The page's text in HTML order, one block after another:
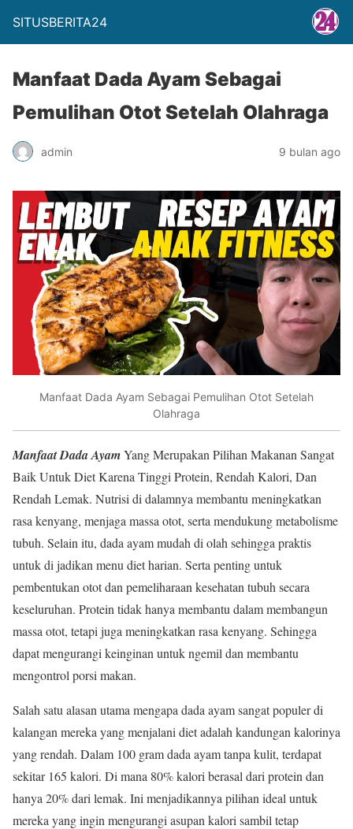
SITUSBERITA24
Manfaat Dada Ayam Sebagai
Pemulihan Otot Setelah Olahraga
admin 9 bulan ago
Manfaat Dada Ayam Sebagai Pemulihan Otot Setelah
Olahraga
Manfaat Dada AyamYang Merupakan Pilihan Makanan Sangat
Baik Untuk Diet Karena Tinggi Protein, Rendah Kalori, Dan
Rendah Lemak. Nutrisi di dalamnya membantu meningkatkan
rasa kenyang, menjaga massa otot, serta mendukung metabolisme
tubuh. Selain itu, dada ayam mudah di olah sehingga praktis
untuk di jadikan menu diet harian. Serta penting untuk
pembentukan otot dan pemeliharaan kesehatan tubuh secara
keseluruhan. Protein tidak hanya membantu dalam membangun
massa otot, tetapi juga meningkatkan rasa kenyang. Sehingga
dapat mengurangi keinginan untuk ngemil dan membantu
mengontrol porsi makan.
Salah satu alasan utama mengapa dada ayam sangat populer di
kalangan mereka yang menjalani diet adalah kandungan kalorinya
yang rendah. Dalam 100 gram dada ayam tanpa kulit, terdapat
sekitar 165 kalori. Di mana 80% kalori berasal dari protein dan
hanya 20% dari lemak. Ini menjadikannya pilihan ideal untuk
mereka yang ingin mengurangi asupan kalori sambil tetap